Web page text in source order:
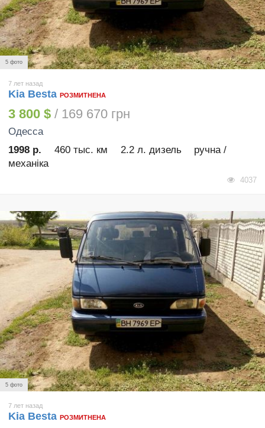
5 фото
7 лет назад
Kia Besta РОЗМИТНЕНА
3 800 $ / 169 670 грн
Одесса
1998 р.
460 тыс. км 2.2 л. дизель
ручна /
механіка
4037
5 фото
7 лет назад
Kia Besta РОЗМИТНЕНА